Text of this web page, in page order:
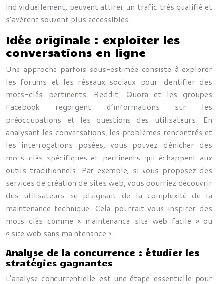
individuellement, peuvent attirer un trafic très qualifié et
s’avèrent souvent plus accessibles.
Idée originale : exploiter les
conversations en ligne
Une approche parfois sous-estimée consiste à explorer
les forums et les réseaux sociaux pour identifier des
mots-clés pertinents. Reddit, Quora et les groupes
Facebook regorgent d’informations sur les
préoccupations et les questions des utilisateurs. En
analysant les conversations, les problèmes rencontrés et
les interrogations posées, vous pouvez dénicher des
mots-clés spécifiques et pertinents qui échappent aux
outils traditionnels. Par exemple, si vous proposez des
services de création de sites web, vous pourriez découvrir
des utilisateurs se plaignant de la complexité de la
maintenance technique. Cela pourrait vous inspirer des
mots-clés comme « maintenance site web facile » ou
« site web sans maintenance ».
Analyse de la concurrence : étudier les
stratégies gagnantes
L’analyse concurrentielle est une étape essentielle pour